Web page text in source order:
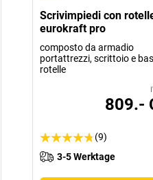
Scrivimpiedi con
eurokraft pro
composto da armadio
portattrezzi, scrittoio e
rotelle
809.-
(9)
3-5 Werktage